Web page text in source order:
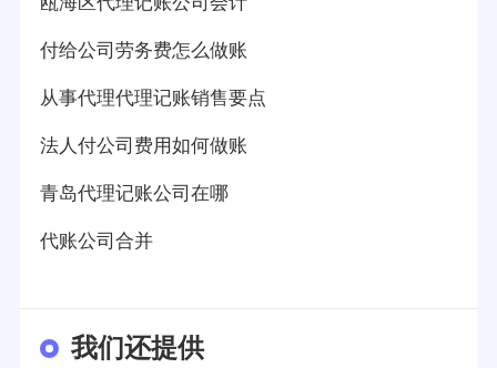
付给公司劳务费怎么做账
从事代理代理记账销售要点
法人付公司费用如何做账
青岛代理记账公司在哪
代账公司合并
我们还提供